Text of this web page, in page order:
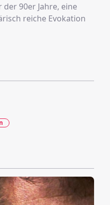
90er Jahre, eine
reiche Evokation